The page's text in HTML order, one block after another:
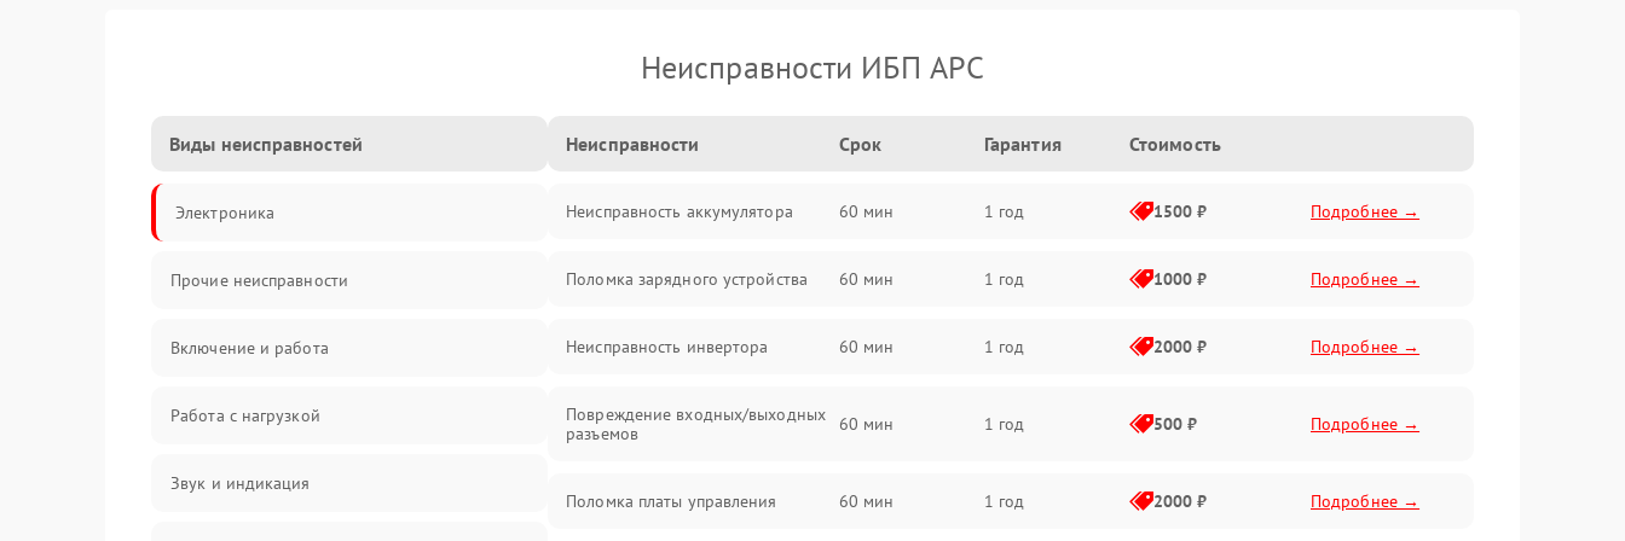
Неисправности ИБП APC
Виды неисправностей
Электроника
Прочие неисправности
Включение и работа
Работа с нагрузкой
Звук и индикация
Неисправности Срок Гарантия Стоимость
Неисправность аккумулятора 60 мин 1 год 1500 ₽ Подробнее →
Поломка зарядного устройства 60 мин 1 год 1000 ₽ Подробнее →
Неисправность инвертора 60 мин 1 год 2000 ₽ Подробнее →
Повреждение входных/выходных
разъемов
60 мин 1 год 500 ₽ Подробнее →
Поломка платы управления 60 мин 1 год 2000 ₽ Подробнее →